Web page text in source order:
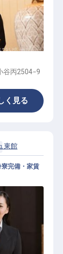
谷丙2504−9
く見る
東館
完備・家賃